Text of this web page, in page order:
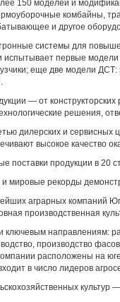
150 моделей и
комбайны,
и другое
системы для
испытывает первые
еще две модели ДСТ:
— от
решения,
дилерских и
высокое качество
поставки продукции в 20
мировые рекорды
аграрных компаний
производственная
ключевым направлениям:
производство
расположены на
в число лидеров